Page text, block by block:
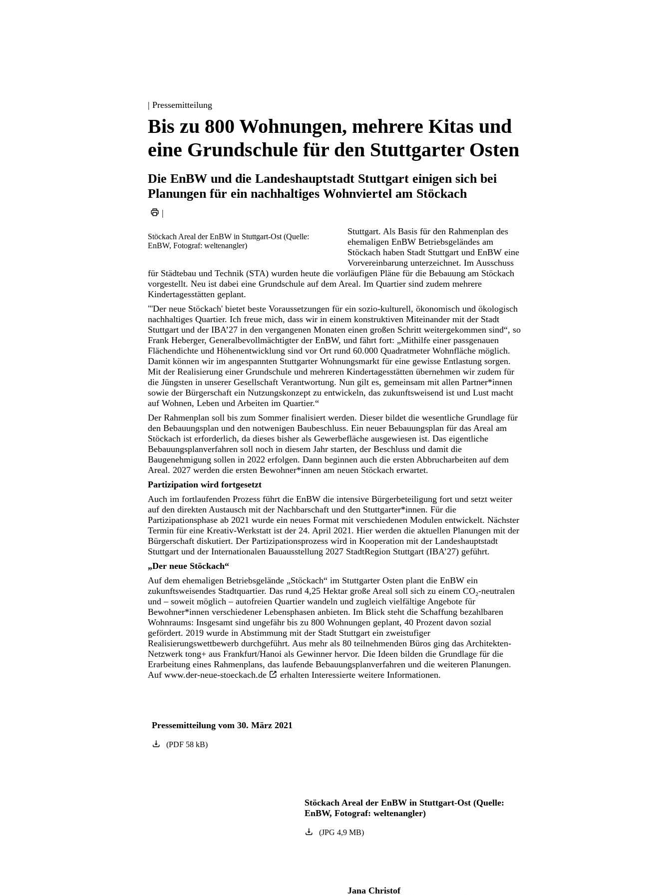
| Pressemitteilung
Bis zu 800 Wohnungen, mehrere Kitas und
eine Grundschule für den Stuttgarter Osten
Die EnBW und die Landeshauptstadt Stuttgart einigen sich bei
Planungen für ein nachhaltiges Wohnviertel am Stöckach
|
Stöckach Areal der EnBW in Stuttgart-Ost (Quelle:
EnBW, Fotograf: weltenangler)
Stuttgart. Als Basis für den Rahmenplan des
ehemaligen EnBW Betriebsgeländes am
Stöckach haben Stadt Stuttgart und EnBW eine
Vorvereinbarung unterzeichnet. Im Ausschuss
für Städtebau und Technik (STA) wurden heute die vorläufigen Pläne für die Bebauung am Stöckach
vorgestellt. Neu ist dabei eine Grundschule auf dem Areal. Im Quartier sind zudem mehrere
Kindertagesstätten geplant.
"'Der neue Stöckach' bietet beste Voraussetzungen für ein sozio-kulturell, ökonomisch und ökologisch
nachhaltiges Quartier. Ich freue mich, dass wir in einem konstruktiven Miteinander mit der Stadt
Stuttgart und der IBA’27 in den vergangenen Monaten einen großen Schritt weitergekommen sind“, so
Frank Heberger, Generalbevollmächtigter der EnBW, und fährt fort: „Mithilfe einer passgenauen
Flächendichte und Höhenentwicklung sind vor Ort rund 60.000 Quadratmeter Wohnfläche möglich.
Damit können wir im angespannten Stuttgarter Wohnungsmarkt für eine gewisse Entlastung sorgen.
Mit der Realisierung einer Grundschule und mehreren Kindertagesstätten übernehmen wir zudem für
die Jüngsten in unserer Gesellschaft Verantwortung. Nun gilt es, gemeinsam mit allen Partner*innen
sowie der Bürgerschaft ein Nutzungskonzept zu entwickeln, das zukunftsweisend ist und Lust macht
auf Wohnen, Leben und Arbeiten im Quartier.“
Der Rahmenplan soll bis zum Sommer finalisiert werden. Dieser bildet die wesentliche Grundlage für
den Bebauungsplan und den notwenigen Baubeschluss. Ein neuer Bebauungsplan für das Areal am
Stöckach ist erforderlich, da dieses bisher als Gewerbefläche ausgewiesen ist. Das eigentliche
Bebauungsplanverfahren soll noch in diesem Jahr starten, der Beschluss und damit die
Baugenehmigung sollen in 2022 erfolgen. Dann beginnen auch die ersten Abbrucharbeiten auf dem
Areal. 2027 werden die ersten Bewohner*innen am neuen Stöckach erwartet.
Partizipation wird fortgesetzt
Auch im fortlaufenden Prozess führt die EnBW die intensive Bürgerbeteiligung fort und setzt weiter
auf den direkten Austausch mit der Nachbarschaft und den Stuttgarter*innen. Für die
Partizipationsphase ab 2021 wurde ein neues Format mit verschiedenen Modulen entwickelt. Nächster
Termin für eine Kreativ-Werkstatt ist der 24. April 2021. Hier werden die aktuellen Planungen mit der
Bürgerschaft diskutiert. Der Partizipationsprozess wird in Kooperation mit der Landeshauptstadt
Stuttgart und der Internationalen Bauausstellung 2027 StadtRegion Stuttgart (IBA’27) geführt.
„Der neue Stöckach“
Auf dem ehemaligen Betriebsgelände „Stöckach“ im Stuttgarter Osten plant die EnBW ein
zukunftsweisendes Stadtquartier. Das rund 4,25 Hektar große Areal soll sich zu einem CO₂-neutralen
und – soweit möglich – autofreien Quartier wandeln und zugleich vielfältige Angebote für
Bewohner*innen verschiedener Lebensphasen anbieten. Im Blick steht die Schaffung bezahlbaren
Wohnraums: Insgesamt sind ungefähr bis zu 800 Wohnungen geplant, 40 Prozent davon sozial
gefördert. 2019 wurde in Abstimmung mit der Stadt Stuttgart ein zweistufiger
Realisierungswettbewerb durchgeführt. Aus mehr als 80 teilnehmenden Büros ging das Architekten-
Netzwerk tong+ aus Frankfurt/Hanoi als Gewinner hervor. Die Ideen bilden die Grundlage für die
Erarbeitung eines Rahmenplans, das laufende Bebauungsplanverfahren und die weiteren Planungen.
Auf www.der-neue-stoeckach.de erhalten Interessierte weitere Informationen.
Pressemitteilung vom 30. März 2021
(PDF58 kB)
Stöckach Areal der EnBW in Stuttgart-Ost (Quelle:
EnBW, Fotograf: weltenangler)
(JPG 4,9 MB)
Jana Christof